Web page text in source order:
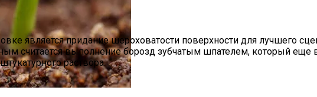
является придание шероховатости поверхности для лучшего
считается выполнение борозд зубчатым шпателем, который еще
раствора.